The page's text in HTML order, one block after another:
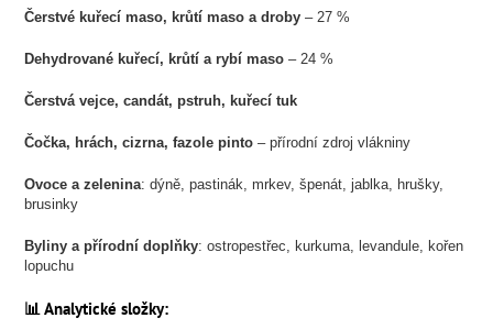
Čerstvé kuřecí maso, krůtí maso a droby – 27 %
Dehydrované kuřecí, krůtí a rybí maso – 24 %
Čerstvá vejce, candát, pstruh, kuřecí tuk
Čočka, hrách, cizrna, fazole pinto – přírodní zdroj vlákniny
Ovoce a zelenina: dýně, pastinák, mrkev, špenát, jablka, hrušky,
brusinky
Byliny a přírodní doplňky: ostropestřec, kurkuma, levandule, kořen
lopuchu
📊 Analytické složky: